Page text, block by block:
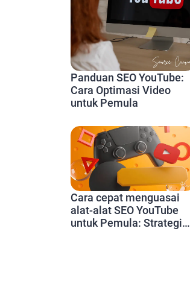
Panduan SEO YouTube:
Cara Optimasi Video
untuk Pemula
Cara cepat menguasai
alat-alat SEO YouTube
untuk Pemula: Strategi